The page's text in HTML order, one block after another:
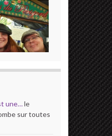
une…le
sur toutes